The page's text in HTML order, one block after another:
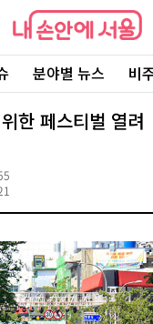
내
손
에
울
분야별 뉴스 비
한 페스티벌 열려